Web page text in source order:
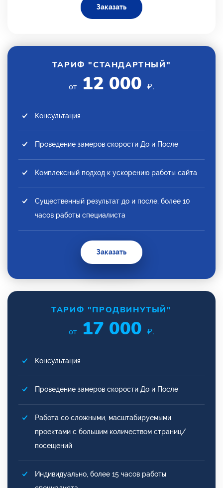
Заказать
ТАРИФ "СТАНДАРТНЫЙ"
от 12 000 ₽.
Консультация
Проведение замеров скорости До и После
Комплексный подход к ускорению работы сайта
Существенный результат до и после, более 10
часов работы специалиста
Заказать
ТАРИФ "ПРОДВИНУТЫЙ"
от 17 000 ₽.
Консультация
Проведение замеров скорости До и После
Работа со сложными, масштабируемыми
проектами с большим количеством страниц/
посещений
Индивидуально, более 15 часов работы